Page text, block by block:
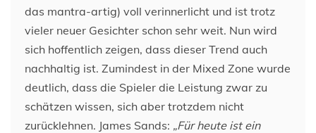
das mantra-artig) voll verinnerlicht und ist trotz
vieler neuer Gesichter schon sehr weit. Nun wird
sich hoffentlich zeigen, dass dieser Trend auch
nachhaltig ist. Zumindest in der Mixed Zone wurde
deutlich, dass die Spieler die Leistung zwar zu
schätzen wissen, sich aber trotzdem nicht
zurücklehnen. James Sands: „Für heute ist ein